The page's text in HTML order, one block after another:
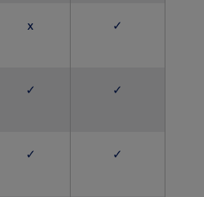
x ✓
✓ ✓
✓ ✓